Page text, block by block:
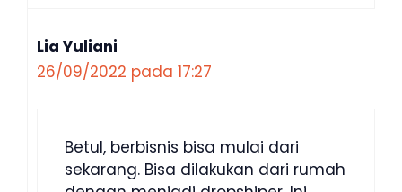
Lia Yuliani
26/09/2022 pada 17:27
Betul, berbisnis bisa mulai dari
sekarang. Bisa dilakukan dari rumah